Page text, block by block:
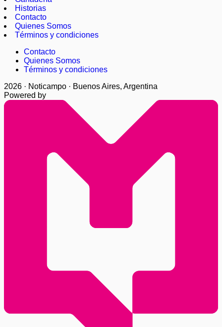
Historias
Contacto
Quienes Somos
Términos y condiciones
Contacto
Quienes Somos
Términos y condiciones
2026 · Noticampo · Buenos Aires, Argentina
Powered by